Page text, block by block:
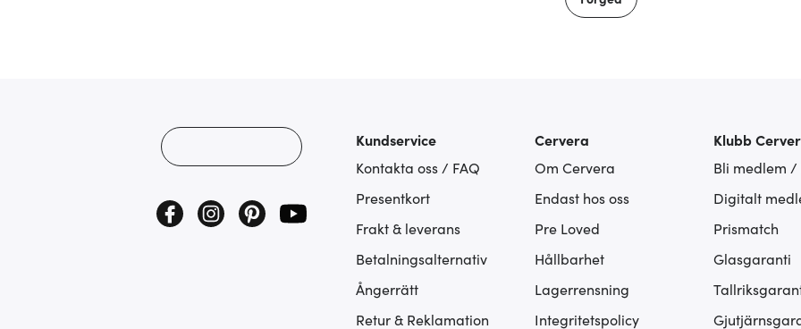
Kundservice
Kontakta oss / FAQ
Presentkort
Frakt & leverans
Betalningsalternativ
Ångerrätt
Retur & Reklamation
Cervera
Om Cervera
Endast hos oss
Pre Loved
Hållbarhet
Lagerrensning
Integritetspolicy
Klubb
Bli medlem /
Digitalt
Prismatch
Glasgaranti